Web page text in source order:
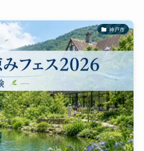
神戸市